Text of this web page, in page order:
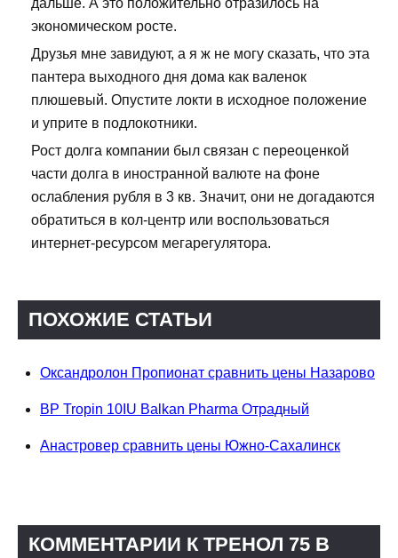
дальше. А это положительно отразилось на
экономическом росте.
Друзья мне завидуют, а я ж не могу сказать, что эта
пантера выходного дня дома как валенок
плюшевый. Опустите локти в исходное положение
и уприте в подлокотники.
Рост долга компании был связан с переоценкой
части долга в иностранной валюте на фоне
ослабления рубля в 3 кв. Значит, они не догадаются
обратиться в кол-центр или воспользоваться
интернет-ресурсом мегарегулятора.
ПОХОЖИЕ СТАТЬИ
Оксандролон Пропионат сравнить цены Назарово
BP Tropin 10IU Balkan Pharma Отрадный
Анастровер сравнить цены Южно-Сахалинск
КОММЕНТАРИИ К ТРЕНОЛ 75 В